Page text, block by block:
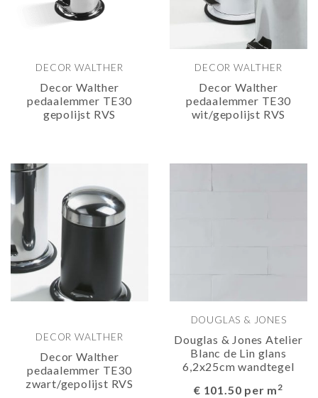
DECOR WALTHER
Decor Walther
pedaalemmer TE30
gepolijst RVS
DECOR WALTHER
Decor Walther
pedaalemmer TE30
wit/gepolijst RVS
DECOR WALTHER
Decor Walther
pedaalemmer TE30
zwart/gepolijst RVS
DOUGLAS & JONES
Douglas & Jones Atelier
Blanc de Lin glans
6,2x25cm wandtegel
€ 101.50 per m2